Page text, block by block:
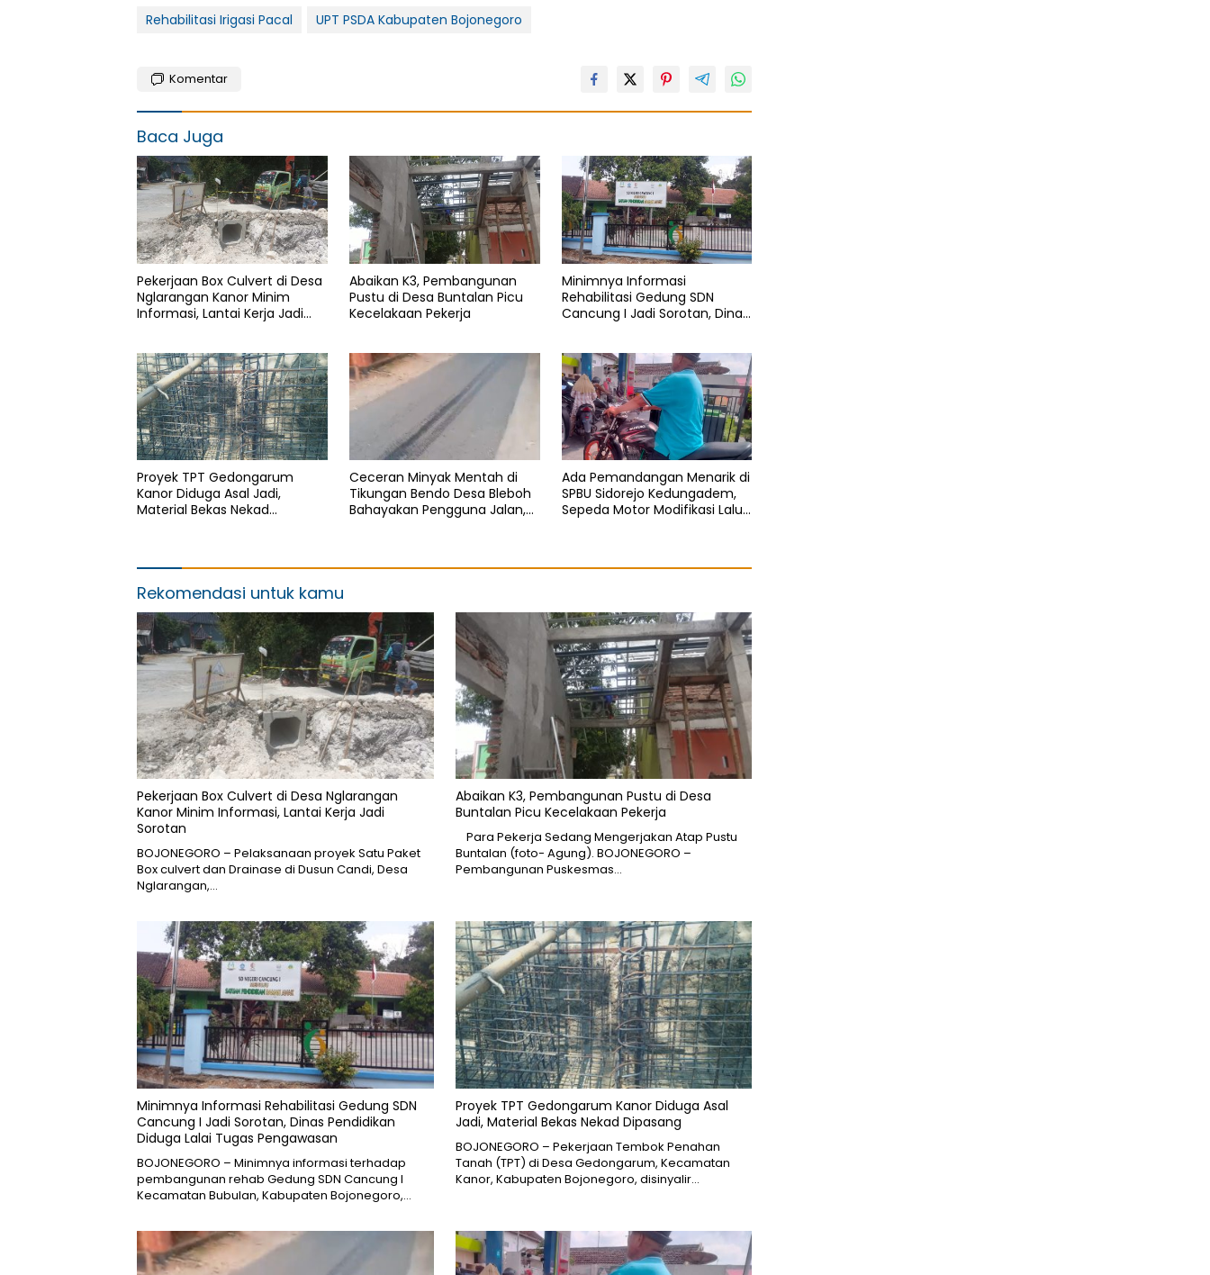
Rehabilitasi Irigasi Pacal UPT PSDA Kabupaten Bojonegoro
Komentar
Baca Juga
Pekerjaan Box Culvert di Desa
Nglarangan Kanor Minim
Informasi, Lantai Kerja Jadi
Abaikan K3, Pembangunan
Pustu di Desa Buntalan Picu
Kecelakaan Pekerja
Minimnya Informasi
Rehabilitasi Gedung SDN
Cancung I Jadi Sorotan, Dinas
Proyek TPT Gedongarum
Kanor Diduga Asal Jadi,
Material Bekas Nekad
Ceceran Minyak Mentah di
Tikungan Bendo Desa Bleboh
Bahayakan Pengguna Jalan,
Ada Pemandangan Menarik di
SPBU Sidorejo Kedungadem,
Sepeda Motor Modifikasi Lalu
Rekomendasi untuk kamu
Pekerjaan Box Culvert di Desa Nglarangan
Kanor Minim Informasi, Lantai Kerja Jadi
Sorotan
BOJONEGORO – Pelaksanaan proyek Satu Paket
Box culvert dan Drainase di Dusun Candi, Desa
Nglarangan,…
Abaikan K3, Pembangunan Pustu di Desa
Buntalan Picu Kecelakaan Pekerja
Para Pekerja Sedang Mengerjakan Atap Pustu
Buntalan (foto- Agung). BOJONEGORO –
Pembangunan Puskesmas…
Minimnya Informasi Rehabilitasi Gedung SDN
Cancung I Jadi Sorotan, Dinas Pendidikan
Diduga Lalai Tugas Pengawasan
BOJONEGORO – Minimnya informasi terhadap
pembangunan rehab Gedung SDN Cancung I
Kecamatan Bubulan, Kabupaten Bojonegoro,…
Proyek TPT Gedongarum Kanor Diduga Asal
Jadi, Material Bekas Nekad Dipasang
BOJONEGORO – Pekerjaan Tembok Penahan
Tanah (TPT) di Desa Gedongarum, Kecamatan
Kanor, Kabupaten Bojonegoro, disinyalir…